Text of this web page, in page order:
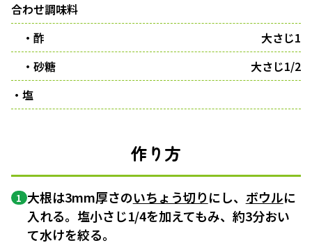
合わせ調味料
・酢
大さじ1
・砂糖
大さじ1/2
・塩
作り方
1 大根は3mm厚さのいちょう切りにし、 ボウルに
入れる。塩小さじ1/4を加えてもみ、約3分おい
て水けを絞る。